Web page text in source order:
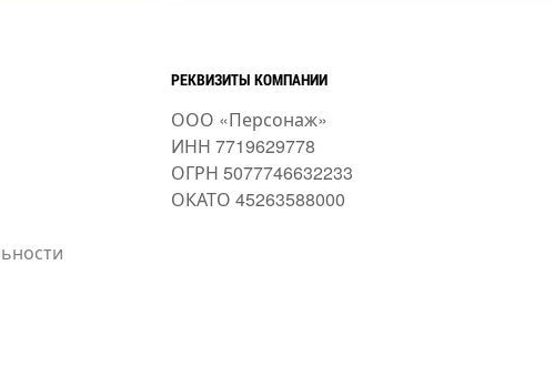
РЕКВИЗИТЫ КОМПАНИИ
ООО «Персонаж»
ИНН 7719629778
ОГРН 5077746632233
ОКАТО 45263588000